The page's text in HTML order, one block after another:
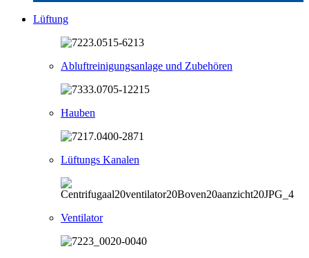
Lüftung
Abluftreinigungsanlage und Zubehören
Hauben
Lüftungs Kanalen
Ventilator